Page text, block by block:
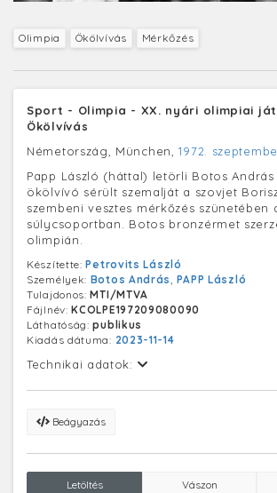
Olimpia Ökölvívás Mérkőzés
Sport - Olimpia - XX. nyári olimpiai
Ökölvívás
Németország, München,1972.
Papp László (háttal) letörli Botos András
ökölvívó sérült szemalját a szovjet
szembeni vesztes mérkőzés szünetében
súlycsoportban. Botos bronzérmet
olimpián.
Készítette:Petrovits László
Személyek: Botos András, PAPP László
Tulajdonos:MTI/MTVA
Fájlnév:KCOLPE197209080090
Láthatóság:publikus
Kiadás dátuma: 2023-11-14
Technikai adatok:
Beágyazás
Letöltés Vászon